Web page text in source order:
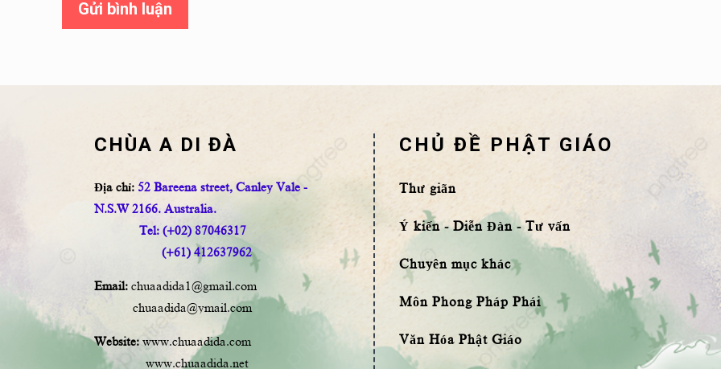
Gửi bình luận
CHÙA A DI ĐÀ
Địa chỉ: 52 Bareena street, Canley Vale -
N.S.W 2166. Australia.
Tel: (+02) 87046317
(+61) 412637962
Email: chuaadida1@gmail.com
chuaadida@ymail.com
Website: www.chuaadida.com
www.chuaadida.net
CHỦ ĐỀ PHẬT GIÁO
Thư giãn
Ý kiến - Diễn Đàn - Tư vấn
Chuyên mục khác
Môn Phong Pháp Phái
Văn Hóa Phật Giáo